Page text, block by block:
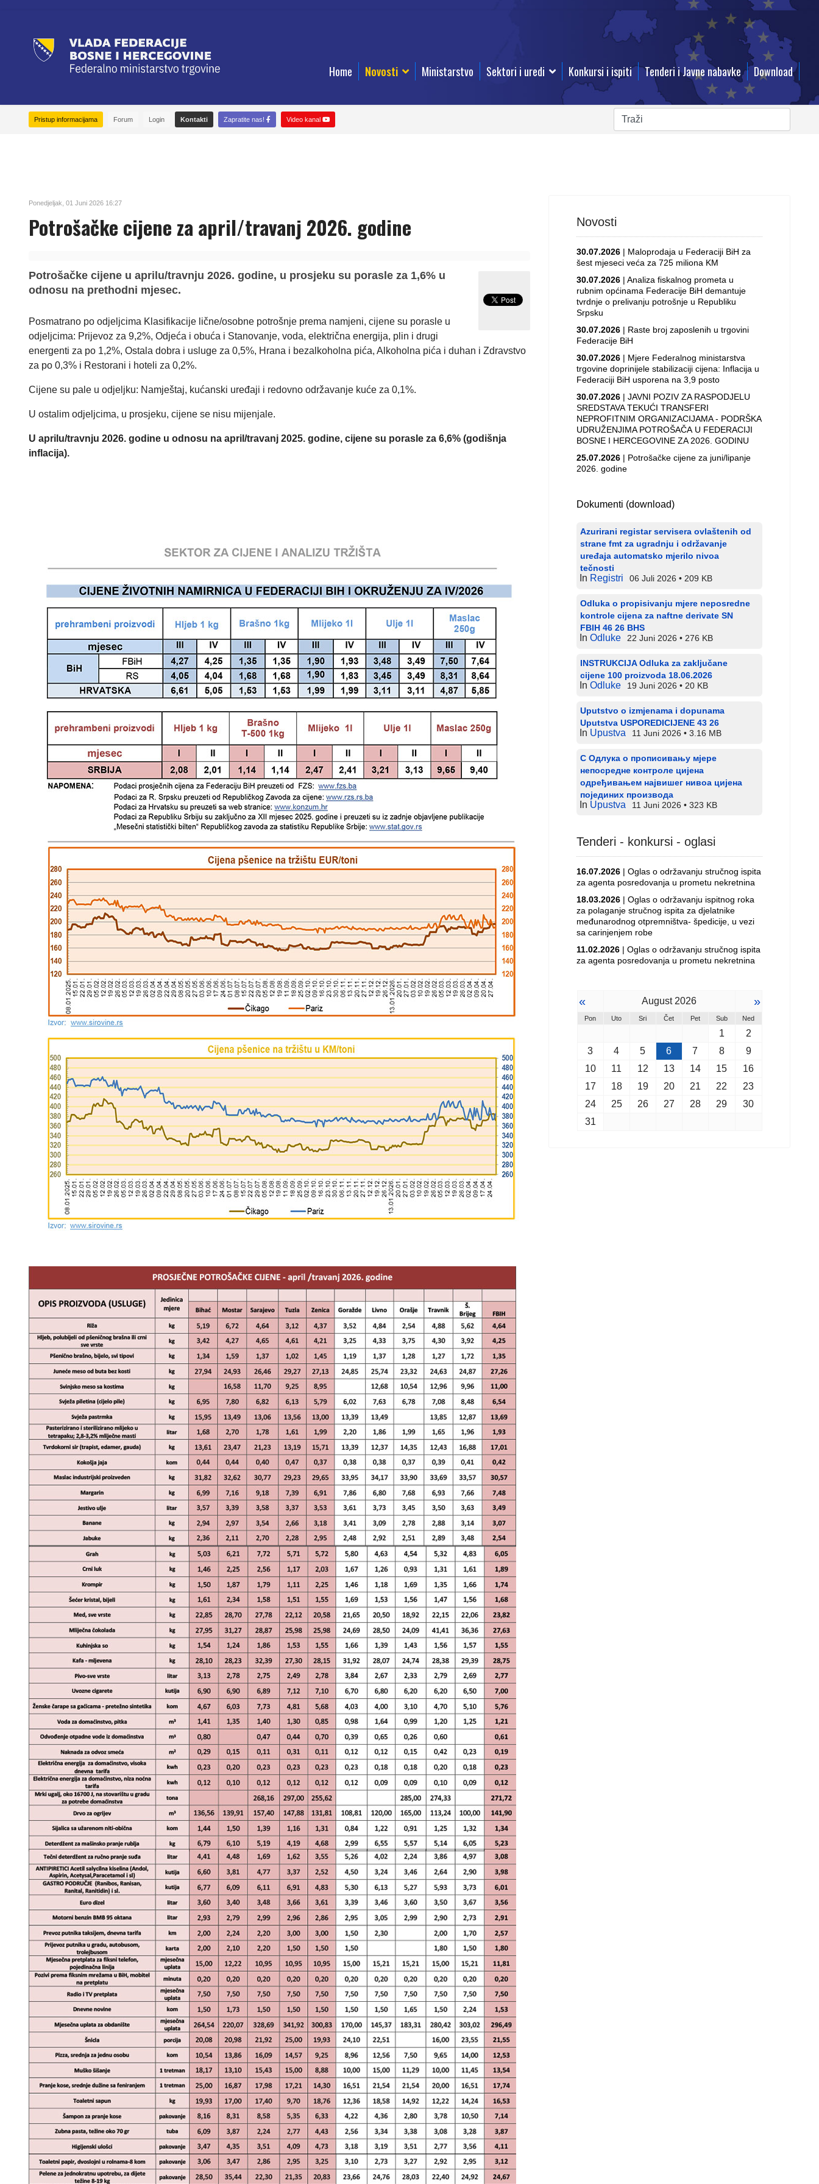
Home Novosti Ministarstvo Sektori i uredi Konkursi i ispiti Tenderi i Javne nabavke Download
Pristup informacijama Forum Login Kontakti Zapratite nas! Video kanal
Ponedjeljak, 01 Juni 2026 16:27
Potrošačke cijene za april/travanj 2026. godine
Potrošačke cijene u aprilu/travnju 2026. godine, u prosjeku su porasle za 1,6% u
odnosu na prethodni mjesec.
Posmatrano po odjeljcima Klasifikacije lične/osobne potrošnje prema namjeni, cijene su porasle u
odjeljcima: Prijevoz za 9,2%, Odjeća i obuća i Stanovanje, voda, električna energija, plin i drugi
energenti za po 1,2%, Ostala dobra i usluge za 0,5%, Hrana i bezalkoholna pića, Alkoholna pića i duhan i Zdravstvo
za po 0,3% i Restorani i hoteli za 0,2%.
Cijene su pale u odjeljku: Namještaj, kućanski uređaji i redovno održavanje kuće za 0,1%.
U ostalim odjeljcima, u prosjeku, cijene se nisu mijenjale.
U aprilu/travnju 2026. godine u odnosu na april/travanj 2025. godine, cijene su porasle za 6,6% (godišnja
inflacija).
Novosti
30.07.2026 | Maloprodaja u Federaciji BiH za
šest mjeseci veća za 725 miliona KM
30.07.2026 | Analiza fiskalnog prometa u
rubnim općinama Federacije BiH demantuje
tvrdnje o prelivanju potrošnje u Republiku
Srpsku
30.07.2026 | Raste broj zaposlenih u trgovini
Federacije BiH
30.07.2026 | Mjere Federalnog ministarstva
trgovine doprinijele stabilizaciji cijena: Inflacija u
Federaciji BiH usporena na 3,9 posto
30.07.2026 | JAVNI POZIV ZA RASPODJELU
SREDSTAVA TEKUĆI TRANSFERI
NEPROFITNIM ORGANIZACIJAMA - PODRŠKA
UDRUŽENJIMA POTROŠAČA U FEDERACIJI
BOSNE I HERCEGOVINE ZA 2026. GODINU
25.07.2026 | Potrošačke cijene za juni/lipanje
2026. godine
Dokumenti (download)
Azurirani registar servisera ovlaštenih od
strane fmt za ugradnju i održavanje
uređaja automatsko mjerilo nivoa
tečnosti
In Registri 06 Juli 2026 209 KB
Odluka o propisivanju mjere neposredne
kontrole cijena za naftne derivate SN
FBIH 46 26 BHS
InOdluke 22 Juni 2026 276 KB
INSTRUKCIJA Odluka za zaključane
cijene 100 proizvoda 18.06.2026
InOdluke 19 Juni 2026 20 KB
Uputstvo o izmjenama i dopunama
Uputstva USPOREDICIJENE 43 26
In Upustva 11 Juni 2026 3.16 MB
С Одлука о прописивању мјере
непосредне контроле цијена
одређивањем највишег нивоа цијена
појединих производа
In Upustva 11 Juni 2026 323 KB
Tenderi - konkursi - oglasi
16.07.2026 | Oglas o održavanju stručnog ispita
za agenta posredovanja u prometu nekretnina
18.03.2026 | Oglas o održavanju ispitnog roka
za polaganje stručnog ispita za djelatnike
međunarodnog otpremništva- špedicije, u vezi
sa carinjenjem robe
11.02.2026 | Oglas o održavanju stručnog ispita
za agenta posredovanja u prometu nekretnina
« August 2026 »
Pon Uto Sri Čet Pet Sub Ned
1
2
3
4 5 6 7 8
9
10
11 12 13 14 15
16
17
18 19 20 21 22
23
24
25 26 27 28 29
30
31